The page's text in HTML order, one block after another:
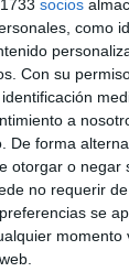
socios
como
Con su
a
De forma
otorgar o negar
no requerir
se
se ha
este día
en nuestra
recuerdo de
siempre de
físico